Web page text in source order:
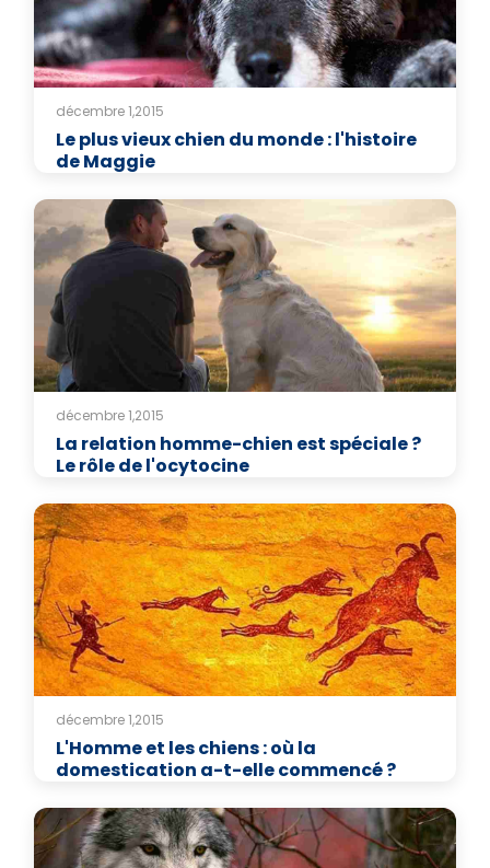
décembre 1,2015
Le plus vieux chien du monde : l'histoire
de Maggie
décembre 1,2015
La relation homme-chien est spéciale ?
Le rôle de l'ocytocine
décembre 1,2015
L'Homme et les chiens : où la
domestication a-t-elle commencé ?